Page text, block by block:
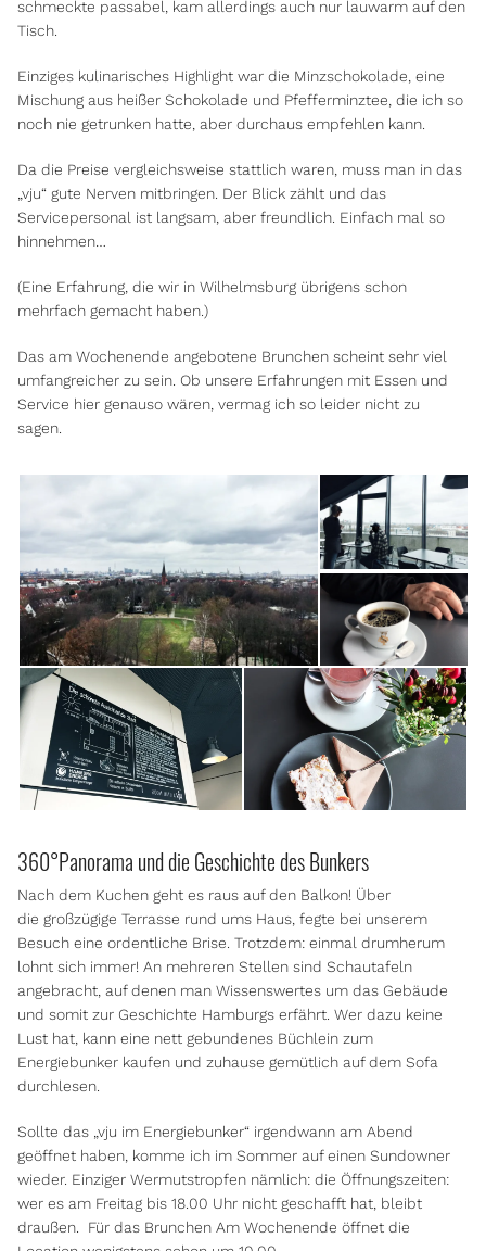
schmeckte passabel, kam allerdings auch nur lauwarm auf den
Tisch.
Einziges kulinarisches Highlight war die Minzschokolade, eine
Mischung aus heißer Schokolade und Pfefferminztee, die ich so
noch nie getrunken hatte, aber durchaus empfehlen kann.
Da die Preise vergleichsweise stattlich waren, muss man in das
„vju“ gute Nerven mitbringen. Der Blick zählt und das
Servicepersonal ist langsam, aber freundlich. Einfach mal so
hinnehmen…
(Eine Erfahrung, die wir in Wilhelmsburg übrigens schon
mehrfach gemacht haben.)
Das am Wochenende angebotene Brunchen scheint sehr viel
umfangreicher zu sein. Ob unsere Erfahrungen mit Essen und
Service hier genauso wären, vermag ich so leider nicht zu
sagen.
360°Panorama und die Geschichte des Bunkers
Nach dem Kuchen geht es raus auf den Balkon! Über
die großzügige Terrasse rund ums Haus, fegte bei unserem
Besuch eine ordentliche Brise. Trotzdem: einmal drumherum
lohnt sich immer! An mehreren Stellen sind Schautafeln
angebracht, auf denen man Wissenswertes um das Gebäude
und somit zur Geschichte Hamburgs erfährt. Wer dazu keine
Lust hat, kann eine nett gebundenes Büchlein zum
Energiebunker kaufen und zuhause gemütlich auf dem Sofa
durchlesen.
Sollte das „vju im Energiebunker“ irgendwann am Abend
geöffnet haben, komme ich im Sommer auf einen Sundowner
wieder. Einziger Wermutstropfen nämlich: die Öffnungszeiten:
wer es am Freitag bis 18.00 Uhr nicht geschafft hat, bleibt
draußen. Für das Brunchen Am Wochenende öffnet die